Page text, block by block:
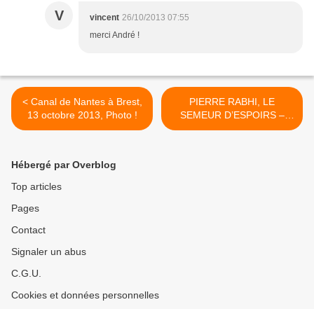
V vincent 26/10/2013 07:55
merci André !
< Canal de Nantes à Brest,
13 octobre 2013, Photo !
PIERRE RABHI, LE
SEMEUR D’ESPOIRS –
Entretiens avec Olivier Le
Hébergé par Overblog
Top articles
Pages
Contact
Signaler un abus
C.G.U.
Cookies et données personnelles